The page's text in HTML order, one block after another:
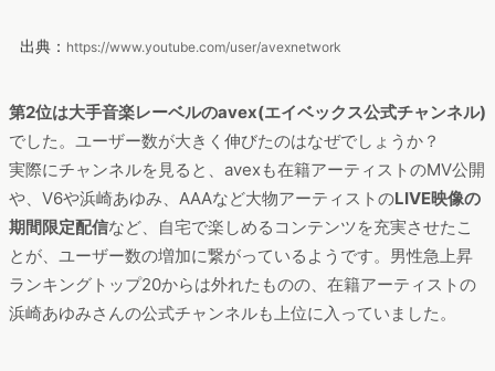
出典： https://www.youtube.com/user/avexnetwork
第2位は大手音楽レーベルのavex(エイベックス公式チャンネル)
でした。ユーザー数が大きく伸びたのはなぜでしょうか？
実際にチャンネルを見ると、avexも在籍アーティストのMV公開
や、V6や浜崎あゆみ、AAAなど大物アーティストのLIVE映像の
期間限定配信など、自宅で楽しめるコンテンツを充実させたこ
とが、ユーザー数の増加に繋がっているようです。男性急上昇
ランキングトップ20からは外れたものの、在籍アーティストの
浜崎あゆみさんの公式チャンネルも上位に入っていました。